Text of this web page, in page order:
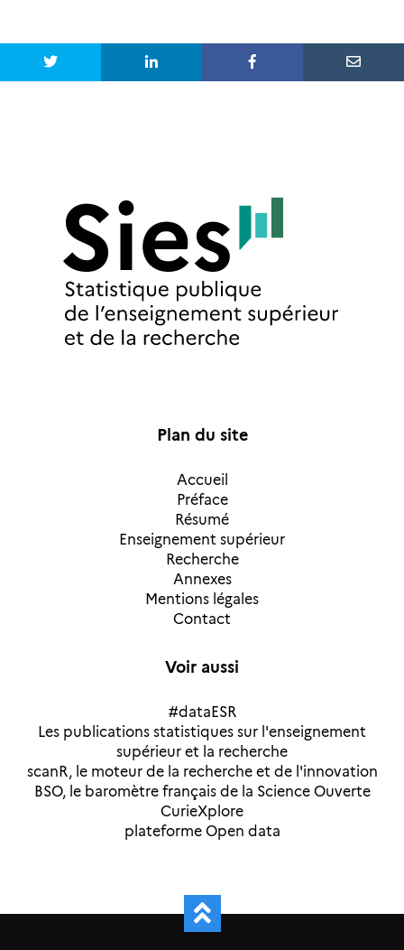
Plan du site
Accueil
Préface
Résumé
Enseignement supérieur
Recherche
Annexes
Mentions légales
Contact
Voir aussi
#dataESR
Les publications statistiques sur l'enseignement
supérieur et la recherche
scanR, le moteur de la recherche et de l'innovation
BSO, le baromètre français de la Science Ouverte
CurieXplore
plateforme Open data